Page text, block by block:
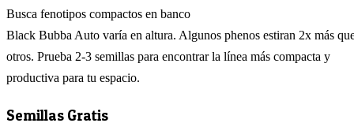
Busca fenotipos compactos en banco
Black Bubba Auto varía en altura. Algunos phenos estiran 2x más
otros. Prueba 2-3 semillas para encontrar la línea más compacta y
productiva para tu espacio.
Semillas Gratis